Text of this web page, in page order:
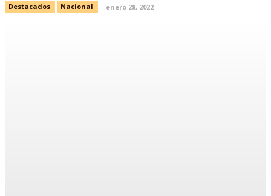
Destacados Nacional enero 28, 2022